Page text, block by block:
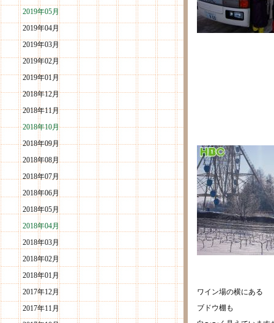
2019年05月
2019年04月
2019年03月
2019年02月
2019年01月
2018年12月
2018年11月
2018年10月
2018年09月
2018年08月
2018年07月
2018年06月
2018年05月
2018年04月
2018年03月
2018年02月
2018年01月
2017年12月
2017年11月
ワイン場の横にある
ブドウ棚も